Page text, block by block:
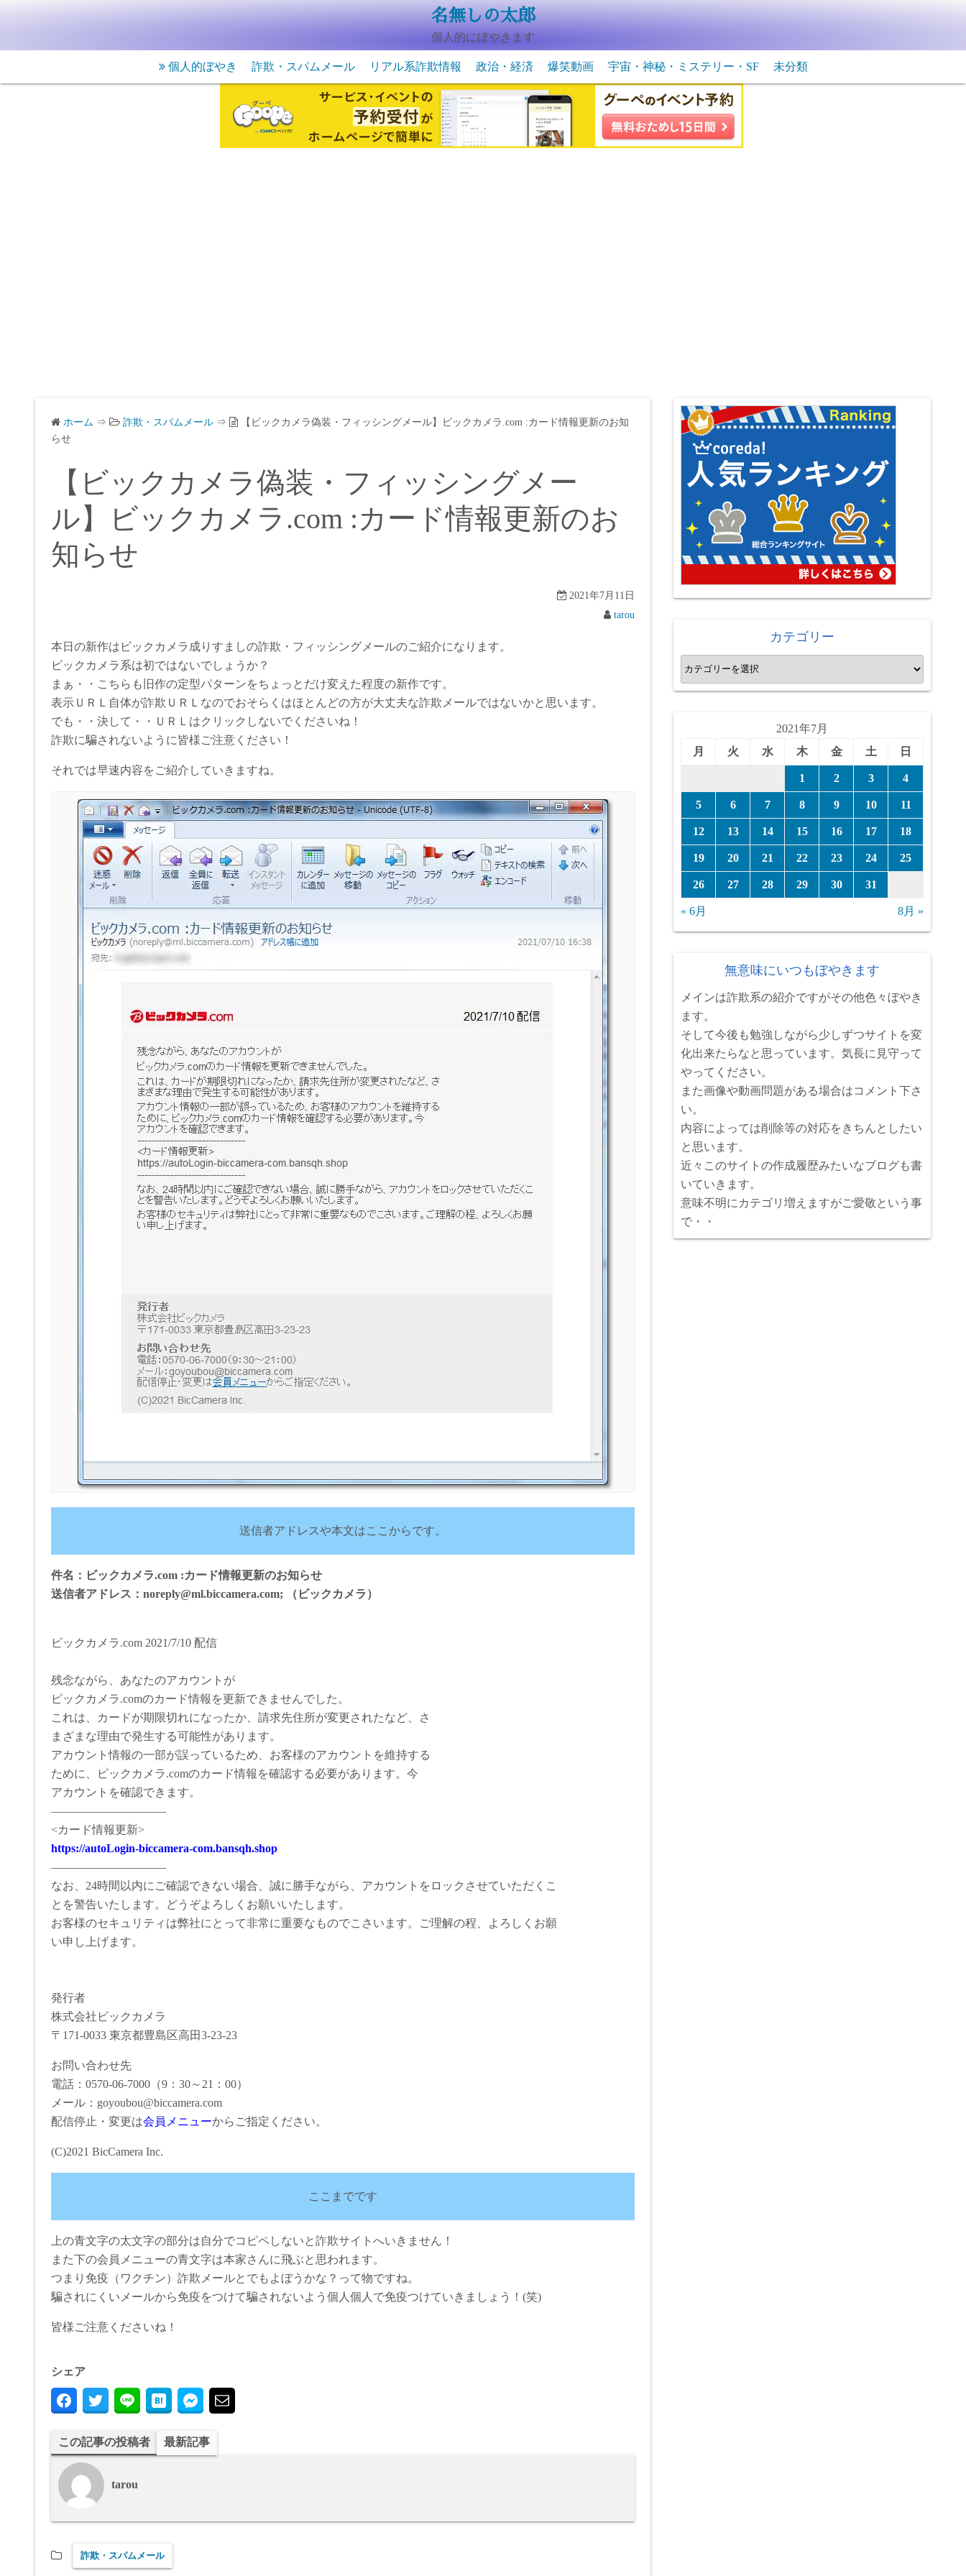
名無しの太郎
個人的にぼやきます
個人的ぼやき 詐欺・スパムメール リアル系詐欺情報 政治・経済 爆笑動画
動物系の爆笑動画
宇宙・神秘・ミステリー・SF
未確認生物・飛行物体
宇宙・ＳＦ
未分類
ホーム ⇒ 詐欺・スパムメール ⇒
【ビックカメラ偽装・フィッシングメール】ビックカメラ.com :カード情報更新のお知
らせ
【ビックカメラ偽装・フィッシングメー
ル】ビックカメラ.com :カード情報更新のお
知らせ
2021年7月11日
tarou
本日の新作はビックカメラ成りすましの詐欺・フィッシングメールのご紹介になります。
ビックカメラ系は初ではないでしょうか？
まぁ・・こちらも旧作の定型パターンをちょっとだけ変えた程度の新作です。
表示ＵＲＬ自体が詐欺ＵＲＬなのでおそらくはほとんどの方が大丈夫な詐欺メールではないかと思います。
でも・・決して・・ＵＲＬはクリックしないでくださいね！
詐欺に騙されないように皆様ご注意ください！
それでは早速内容をご紹介していきますね。
送信者アドレスや本文はここからです。
件名：ビックカメラ.com :カード情報更新のお知らせ
送信者アドレス：noreply@ml.biccamera.com; （ビックカメラ）
ビックカメラ.com 2021/7/10 配信
残念ながら、あなたのアカウントが
ピックカメラ.comのカード情報を更新できませんでした。
これは、カードが期限切れになったか、請求先住所が変更されたなど、さ
まざまな理由で発生する可能性があります。
アカウント情報の一部が誤っているため、お客様のアカウントを維持する
ために、ピックカメラ.comのカード情報を確認する必要があります。今
アカウントを確認できます。
——————————
<カード情報更新>
https://autoLogin-biccamera-com.bansqh.shop
——————————
なお、24時間以内にご確認できない場合、誠に勝手ながら、アカウントをロックさせていただくこ
とを警告いたします。どうぞよろしくお願いいたします。
お客様のセキュリティは弊社にとって非常に重要なものでこさいます。ご理解の程、よろしくお願
い申し上げます。
発行者
株式会社ビックカメラ
〒171-0033 東京都豊島区高田3-23-23
お問い合わせ先
電話：0570-06-7000（9：30～21：00）
メール：goyoubou@biccamera.com
配信停止・変更は会員メニューからご指定ください。
(C)2021 BicCamera Inc.
ここまでです
上の青文字の太文字の部分は自分でコピペしないと詐欺サイトへいきません！
また下の会員メニューの青文字は本家さんに飛ぶと思われます。
つまり免疫（ワクチン）詐欺メールとでもよぼうかな？って物ですね。
騙されにくいメールから免疫をつけて騙されないよう個人個人で免疫つけていきましょう！(笑)
皆様ご注意くださいね！
シェア
この記事の投稿者 最新記事
tarou
詐欺・スパムメール
カテゴリー
カ
テ
2021年7月
月
火 水 木 金 土 日
1 2 3 4
5 6 7 8 9 10 11
12 13 14 15 16 17 18
19 20 21 22 23 24 25
26 27 28 29 30 31
« 6月 8月 »
無意味にいつもぼやきます
メインは詐欺系の紹介ですがその他色々ぼやき
ます。
そして今後も勉強しながら少しずつサイトを変
化出来たらなと思っています。気長に見守って
やってください。
また画像や動画問題がある場合はコメント下さ
い。
内容によっては削除等の対応をきちんとしたい
と思います。
近々このサイトの作成履歴みたいなブログも書
いていきます。
意味不明にカテゴリ増えますがご愛敬という事
で・・